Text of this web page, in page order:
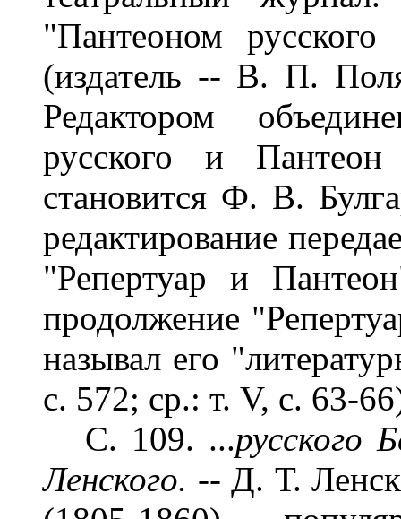
"Пантеоном
(издатель -- В. П.
Редактором
русского и Пантеон
становится Ф. В.
редактирование
"Репертуар и
продолжение
называл его
с. 572; ср.: т. V, с. 63-
С. 109. ...русского
Ленского. -- Д. Т.